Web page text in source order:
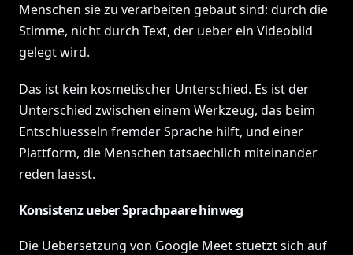
Menschen sie zu verarbeiten gebaut sind: durch die
Stimme, nicht durch Text, der ueber ein Videobild
gelegt wird.
Das ist kein kosmetischer Unterschied. Es ist der
Unterschied zwischen einem Werkzeug, das beim
Entschluesseln fremder Sprache hilft, und einer
Plattform, die Menschen tatsaechlich miteinander
reden laesst.
Konsistenz ueber Sprachpaare hinweg
Die Uebersetzung von Google Meet stuetzt sich auf